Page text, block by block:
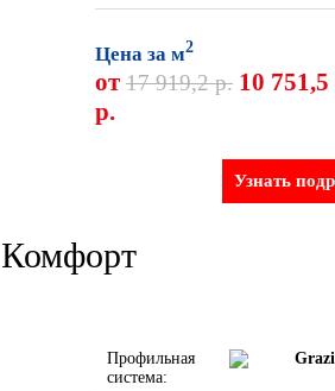
Цена за м2
от 17 919,2 р. 10 751,5
р.
Узнать
Комфорт
Профильная
система: